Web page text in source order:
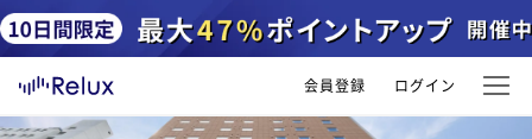
会員登録 ログイン